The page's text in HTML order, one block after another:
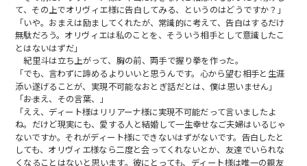
て、その上でオリヴィエ様に告白してみる、というのはどうですか？」
「いや。おまえは励ましてくれたが、常識的に考えて、告白はするだけ
無駄だろう。オリヴィエは私のことを、そういう相手として意識したこ
とはないはずだ」
紀里斗は立ち上がって、胸の前、両手で握り拳を作った。
「でも、言わずに諦めるよりいいと思うんです。心から望む相手と生涯
添い遂げることが、実現不可能なおとぎ話だとは、僕は思いません」
「――おまえ、その言葉、」
「ええ、ディート様はリリアーナ様に実現不可能だって言いましたよ
ね。だけど現実にも、愛する人と結婚して一生幸せなご夫婦はいるじゃ
ないですか。それがディート様にできないはずがないです。告白したと
しても、オリヴィエ様なら二度と会ってくれないとか、友達でいられな
くなることはないと思います。彼にとっても、ディート様は唯一の親友